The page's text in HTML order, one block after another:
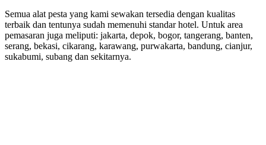
Semua alat pesta yang kami sewakan tersedia dengan kualitas
terbaik dan tentunya sudah memenuhi standar hotel. Untuk area
pemasaran juga meliputi: jakarta, depok, bogor, tangerang, banten,
serang, bekasi, cikarang, karawang, purwakarta, bandung, cianjur,
sukabumi, subang dan sekitarnya.